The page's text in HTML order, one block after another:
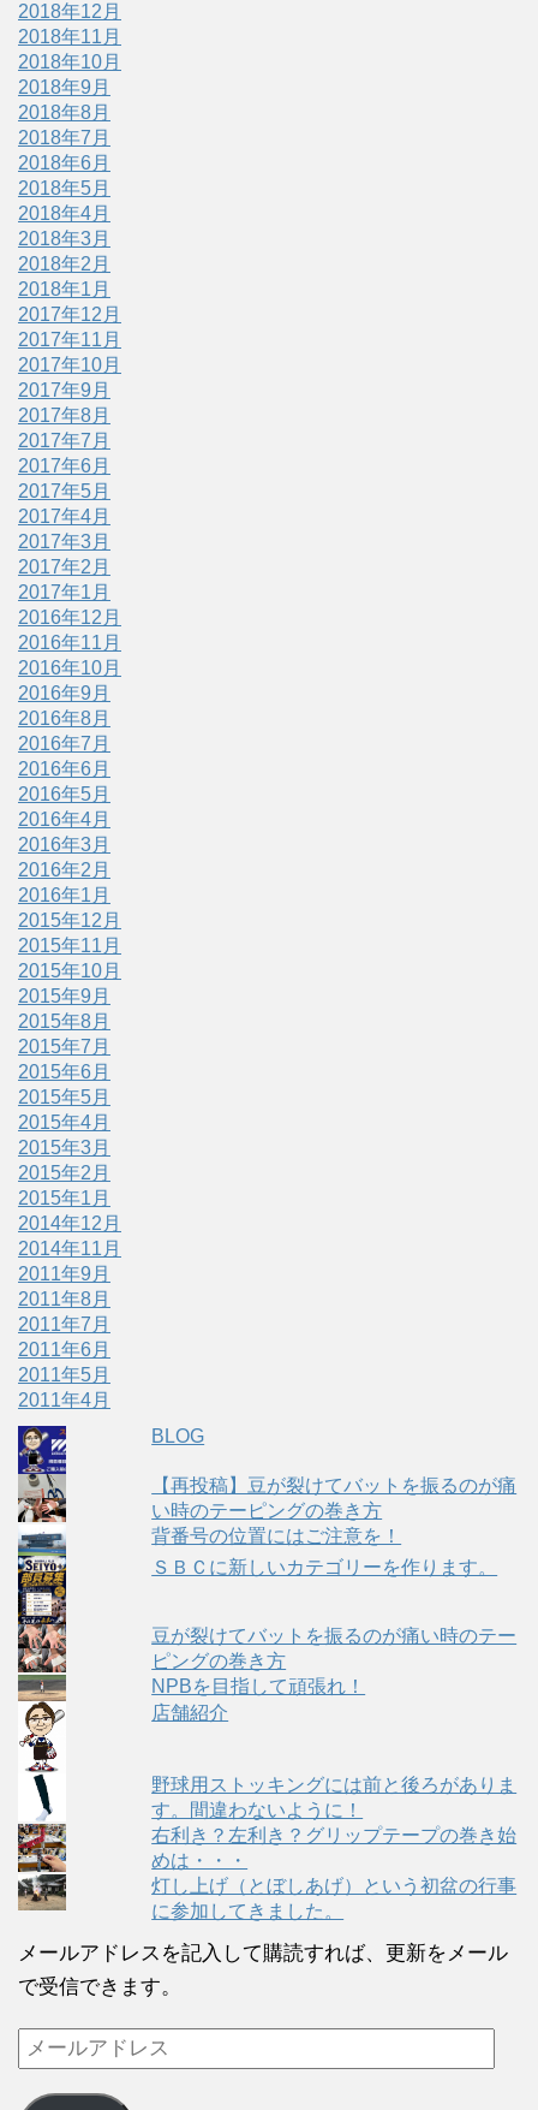
2018年12月
2018年11月
2018年10月
2018年9月
2018年8月
2018年7月
2018年6月
2018年5月
2018年4月
2018年3月
2018年2月
2018年1月
2017年12月
2017年11月
2017年10月
2017年9月
2017年8月
2017年7月
2017年6月
2017年5月
2017年4月
2017年3月
2017年2月
2017年1月
2016年12月
2016年11月
2016年10月
2016年9月
2016年8月
2016年7月
2016年6月
2016年5月
2016年4月
2016年3月
2016年2月
2016年1月
2015年12月
2015年11月
2015年10月
2015年9月
2015年8月
2015年7月
2015年6月
2015年5月
2015年4月
2015年3月
2015年2月
2015年1月
2014年12月
2014年11月
2011年9月
2011年8月
2011年7月
2011年6月
2011年5月
2011年4月
BLOG
【再投稿】豆が裂けてバットを振るのが痛
い時のテーピングの巻き方
背番号の位置にはご注意を！
ＳＢＣに新しいカテゴリーを作ります。
豆が裂けてバットを振るのが痛い時のテー
ピングの巻き方
NPBを目指して頑張れ！
店舗紹介
野球用ストッキングには前と後ろがありま
す。間違わないように！
右利き？左利き？グリップテープの巻き始
めは・・・
灯し上げ（とぼしあげ）という初盆の行事
に参加してきました。
メールアドレスを記入して購読すれば、更新をメール
で受信できます。